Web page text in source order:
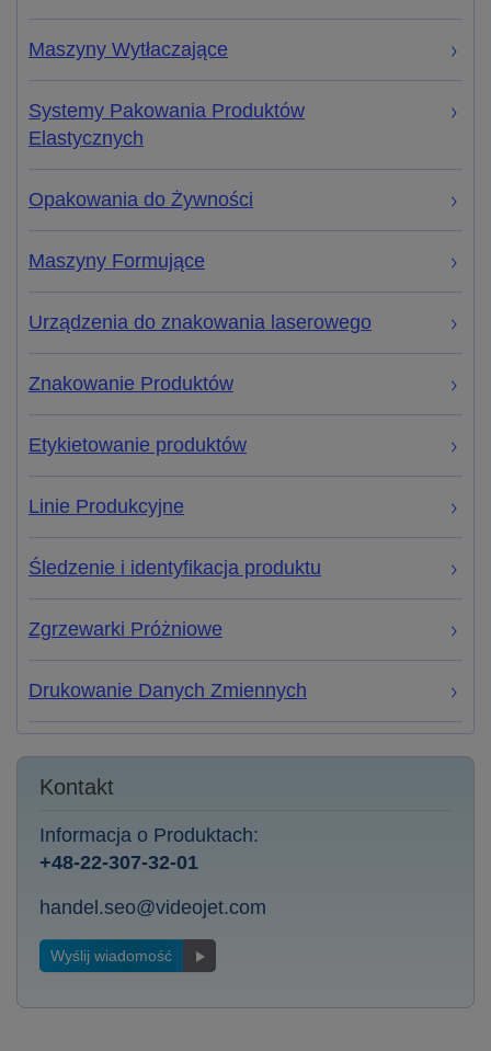
Maszyny Wytłaczające
Systemy Pakowania Produktów
Elastycznych
Opakowania do Żywności
Maszyny Formujące
Urządzenia do znakowania laserowego
Znakowanie Produktów
Etykietowanie produktów
Linie Produkcyjne
Śledzenie i identyfikacja produktu
Zgrzewarki Próżniowe
Drukowanie Danych Zmiennych
Kontakt
Informacja o Produktach:
+48-22-307-32-01
handel.seo@videojet.com
Wyślij wiadomość